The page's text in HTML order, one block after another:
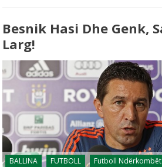
Besnik Hasi Dhe Genk,
Larg!
BALLINA FUTBOLL
Futboll